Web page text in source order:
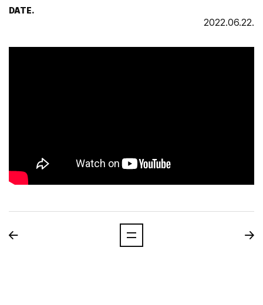
DATE.
2022.06.22.